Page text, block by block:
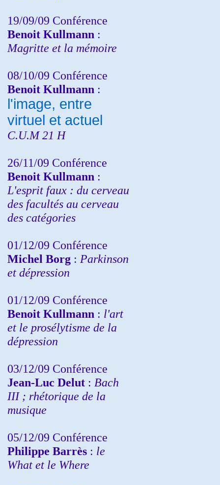
19/09/09 Conférence
Benoit Kullmann :
Magritte et la mémoire
08/10/09 Conférence
Benoit Kullmann :
l'image, entre
virtuel et actuel
C.U.M 21 H
26/11/09 Conférence
Benoit Kullmann :
L'esprit faux : du cerveau
des facultés au cerveau
des catégories
01/12/09 Conférence
Michel Borg : Parkinson
et dépression
01/12/09 Conférence
Benoit Kullmann : l'art
et le prosélytisme de la
dépression
03/12/09 Conférence
Jean-Luc Delut : Bach
III ; rhétorique de la
musique
05/12/09 Conférence
Philippe Barrès : le
What et le Where